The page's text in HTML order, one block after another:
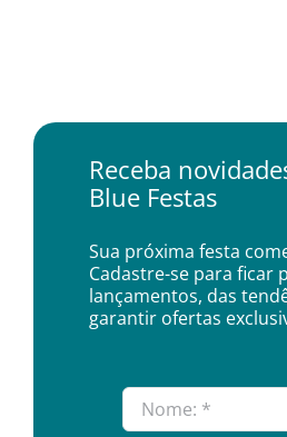
Receba
Blue Festas
Sua próxima festa
Cadastre-se para ficar
lançamentos, das
garantir ofertas